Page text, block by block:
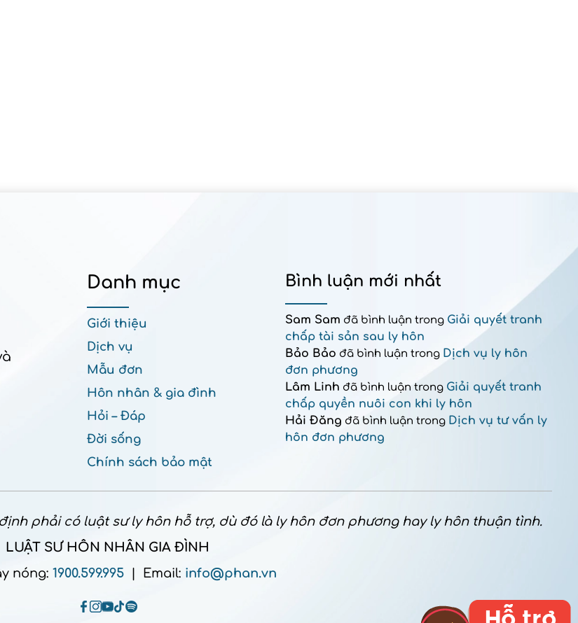
Danh mục
Giới thiệu
Dịch vụ
Mẫu đơn
Hôn nhân & gia đình
Hỏi – Đáp
Đời sống
Chính sách bảo mật
Bình luận mới nhất
Sam Sam đã bình luận trong Giải quyết tranh
chấp tài sản sau ly hôn
Bảo Bảo đã bình luận trong Dịch vụ ly hôn
đơn phương
Lâm Linh đã bình luận trong Giải quyết tranh
chấp quyền nuôi con khi ly hôn
Hải Đăng đã bình luận trong Dịch vụ tư vấn ly
hôn đơn phương
phải có luật sư ly hôn hỗ trợ, dù đó là ly hôn đơn phương hay ly hôn thuận tình.
LUẬT SƯ HÔN NHÂN GIA ĐÌNH
nóng: 1900.599.995 | Email: info@phan.vn